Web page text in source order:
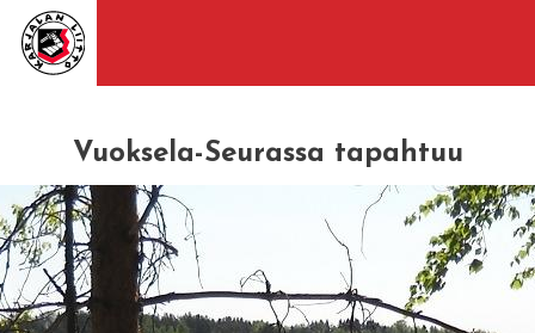
Vuoksela-Seurassa tapahtuu